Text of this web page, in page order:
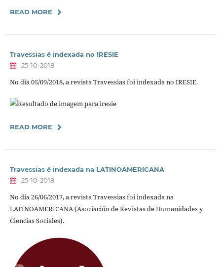
READ MORE
Travessias é indexada no IRESIE
25-10-2018
No dia 05/09/2018, a revista Travessias foi indexada no IRESIE.
READ MORE
Travessias é indexada na LATINOAMERICANA
25-10-2018
No dia 26/06/2017, a revista Travessias foi indexada na
LATINOAMERICANA (Asociación de Revistas de Humanidades y
Ciencias Sociales).